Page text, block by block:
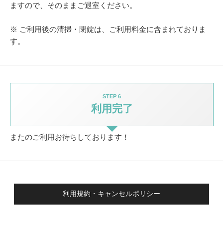
ますので、そのままご退室ください。
※ ご利用後の清掃・閉錠は、ご利用料金に含まれておりま
す。
STEP 6
利用完了
またのご利用お待ちしております！
利用規約・キャンセルポリシー